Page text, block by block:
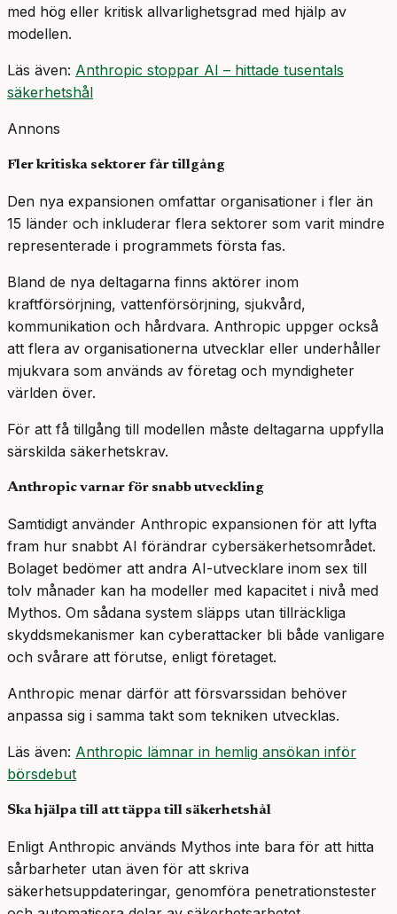
med hög eller kritisk allvarlighetsgrad med hjälp av
modellen.
Läs även: Anthropic stoppar AI – hittade tusentals
säkerhetshål
Annons
Fler kritiska sektorer får tillgång
Den nya expansionen omfattar organisationer i fler än
15 länder och inkluderar flera sektorer som varit mindre
representerade i programmets första fas.
Bland de nya deltagarna finns aktörer inom
kraftförsörjning, vattenförsörjning, sjukvård,
kommunikation och hårdvara. Anthropic uppger också
att flera av organisationerna utvecklar eller underhåller
mjukvara som används av företag och myndigheter
världen över.
För att få tillgång till modellen måste deltagarna uppfylla
särskilda säkerhetskrav.
Anthropic varnar för snabb utveckling
Samtidigt använder Anthropic expansionen för att lyfta
fram hur snabbt AI förändrar cybersäkerhetsområdet.
Bolaget bedömer att andra AI-utvecklare inom sex till
tolv månader kan ha modeller med kapacitet i nivå med
Mythos. Om sådana system släpps utan tillräckliga
skyddsmekanismer kan cyberattacker bli både vanligare
och svårare att förutse, enligt företaget.
Anthropic menar därför att försvarssidan behöver
anpassa sig i samma takt som tekniken utvecklas.
Läs även: Anthropic lämnar in hemlig ansökan inför
börsdebut
Ska hjälpa till att täppa till säkerhetshål
Enligt Anthropic används Mythos inte bara för att hitta
sårbarheter utan även för att skriva
säkerhetsuppdateringar, genomföra penetrationstester